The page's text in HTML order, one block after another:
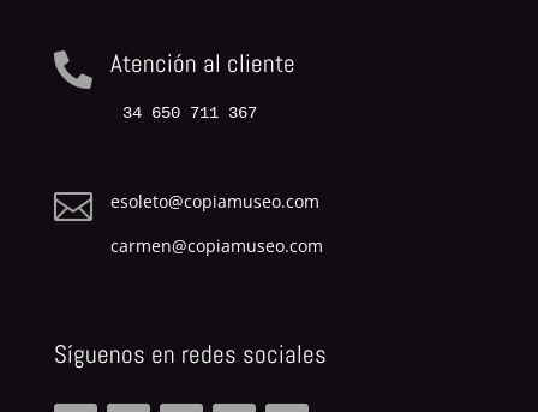
 Atención al cliente
34 650 711 367

esoleto@copiamuseo.com
carmen@copiamuseo.com
Síguenos en redes sociales